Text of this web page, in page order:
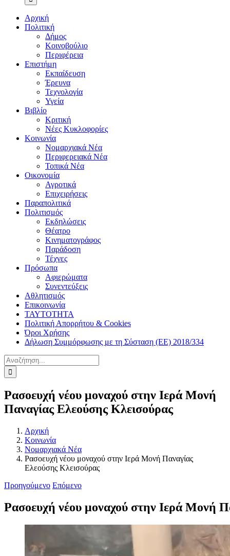
Αρχική
Πολιτική
Δήμος
Κοινοβούλιο
Περιφέρεια
Επιστήμη
Εκπαίδευση
Έρευνα
Τεχνολογία
Υγεία
Βιβλίο
Κριτική
Νέες Κυκλοφορίες
Κοινωνία
Νομαρχιακά Νέα
Περιφερειακά Νέα
Τοπικά Νέα
Οικονομία
Αγροτικά
Επιχειρήσεις
Παραπολιτικά
Πολιτισμός
Εκδηλώσεις
Θέατρο
Κινηματογράφος
Παράδοση
Τέχνες
Πρόσωπα
Αφιερώματα
Συνεντεύξεις
Αθλητισμός
Επικοινωνία
ΤΑΥΤΟΤΗΤΑ
Πολιτική Απορρήτου & Cookies
Όροι Χρήσης
Δήλωση Συμμόρφωσης με τη Σύσταση (ΕΕ) 2018/334
Αναζήτηση
για:
Ρασοευχή νέου μοναχού στην Ιερά Μονή
Παναγίας Ελεούσης Κλεισούρας
Αρχική
Κοινωνία
Νομαρχιακά Νέα
Ρασοευχή νέου μοναχού στην Ιερά Μονή Παναγίας
Ελεούσης Κλεισούρας
Προηγούμενο Επόμενο
Ρασοευχή νέου μοναχού στην Ιερά Μονή
εικόνας